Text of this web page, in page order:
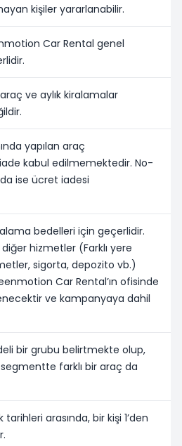
kişiler yararlanabilir.
Car Rental genel
ve aylık kiralamalar
yapılan araç
kabul edilmemektedir. No-
ise ücret iadesi
bedelleri için geçerlidir.
diğer hizmetler (Farklı yere
sigorta, depozito vb.)
Car Rental’ın ofisinde
ve kampanyaya dahil
bir grubu belirtmekte olup,
farklı bir araç da
arasında, bir kişi 1’den